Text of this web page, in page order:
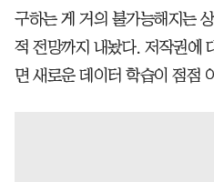
구하는 게 거의 불가능해지는
적 전망까지 내놨다. 저작권에
면 새로운 데이터 학습이 점점